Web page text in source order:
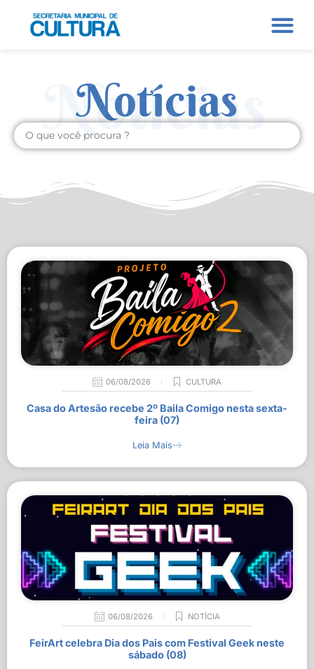
Notícias
Notícias
06/08/2026 CULTURA
Casa do Artesão recebe 2º Baila Comigo nesta sexta-
feira (07)
Leia Mais
06/08/2026 NOTÍCIA
FeirArt celebra Dia dos Pais com Festival Geek neste
sábado (08)